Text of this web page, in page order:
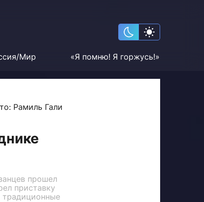
Мир «Я помню! Я горжусь!»
Рамиль Гали
прошел
приставку
традиционные